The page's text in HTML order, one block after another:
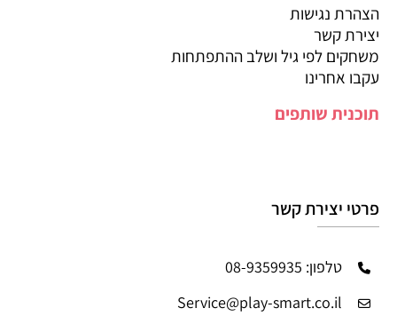
הצהרת נגישות
יצירת קשר
משחקים לפי גיל ושלב ההתפתחות
עקבו אחרינו
תוכנית שותפים
פרטי יצירת קשר
טלפון: 08-9359935
Service@play-smart.co.il